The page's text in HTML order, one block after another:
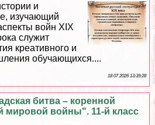
и
изучающий
войн XIX
служит
креативного и
обучающихся....
18 07 2026 13:39:28
битва – коренной
мировой войны". 11-й класс